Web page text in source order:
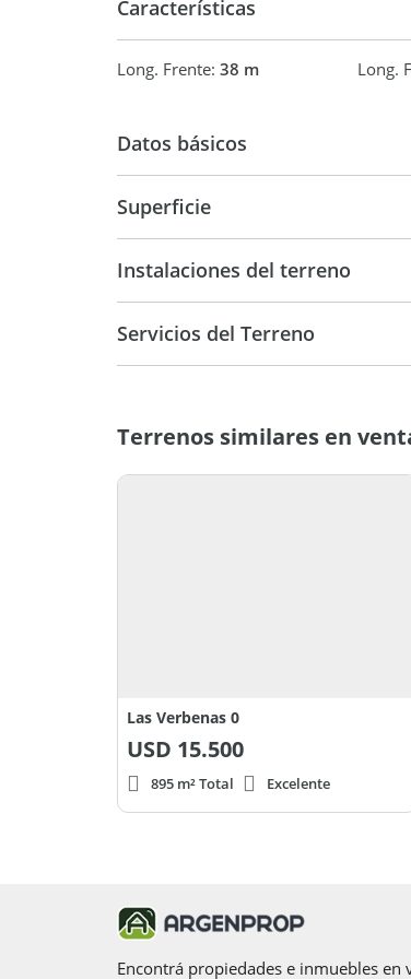
Características
Long. Frente: 38 m Long.
Datos básicos
Superficie
Instalaciones del terreno
Servicios del Terreno
Terrenos similares en
Las Verbenas 0
USD 15.500
895 m² Total Excelente
Encontrá propiedades e inmuebles en